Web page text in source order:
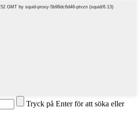
Tryck på Enter för att söka eller